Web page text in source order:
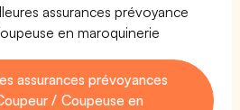
assurances prévoyance
en maroquinerie
assurances prévoyances
/ Coupeuse en